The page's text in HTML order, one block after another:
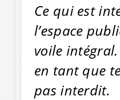
Ce qui est
l’espace
voile
en tant que
pas interdit.